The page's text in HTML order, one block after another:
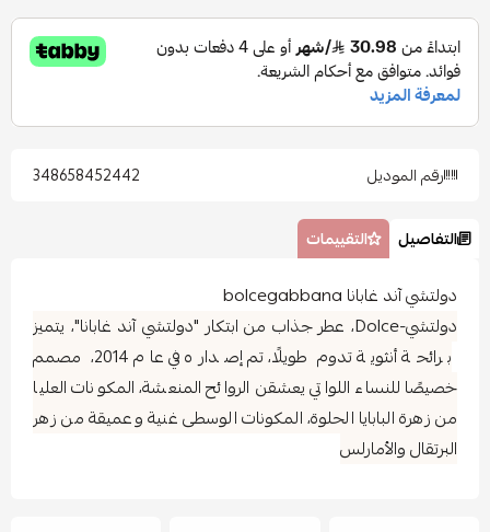
رقم الموديل 348658452442
التفاصيل التقييمات
دولتشي آند غابانا bolcegabbana
دولتشي-Dolce، عطر جذاب من ابتكار "دولتشي آند غابانا"، يتميز
برائحة أنثوية تدوم طويلًا، تم إصداره في عام 2014، مصمم
خصيصًا للنساء اللواتي يعشقن الروائح المنعشة، المكونات العليا
من زهرة البابايا الحلوة، المكونات الوسطى غنية وعميقة من زهر
البرتقال والأمارلس